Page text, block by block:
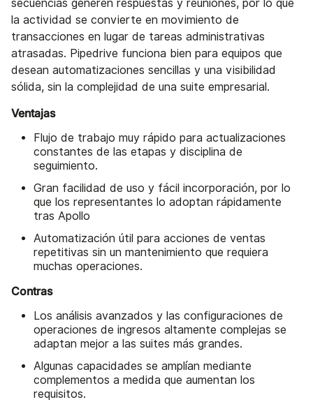
secuencias generen respuestas y reuniones, por lo que
la actividad se convierte en movimiento de
transacciones en lugar de tareas administrativas
atrasadas. Pipedrive funciona bien para equipos que
desean automatizaciones sencillas y una visibilidad
sólida, sin la complejidad de una suite empresarial.
Ventajas
Flujo de trabajo muy rápido para actualizaciones
constantes de las etapas y disciplina de
seguimiento.
Gran facilidad de uso y fácil incorporación, por lo
que los representantes lo adoptan rápidamente
tras Apollo
Automatización útil para acciones de ventas
repetitivas sin un mantenimiento que requiera
muchas operaciones.
Contras
Los análisis avanzados y las configuraciones de
operaciones de ingresos altamente complejas se
adaptan mejor a las suites más grandes.
Algunas capacidades se amplían mediante
complementos a medida que aumentan los
requisitos.